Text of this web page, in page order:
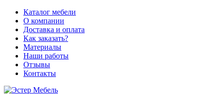
Каталог мебели
О компании
Доставка и оплата
Как заказать?
Материалы
Наши работы
Отзывы
Контакты